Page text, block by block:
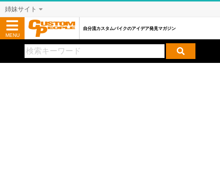
姉妹サイト
MENU
自分流カスタムバイクのアイデア発見マガジン